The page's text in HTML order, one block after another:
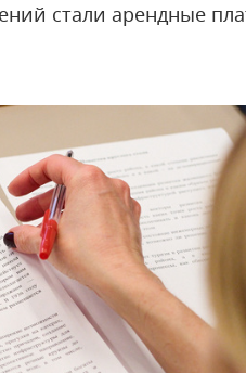
стали арендные